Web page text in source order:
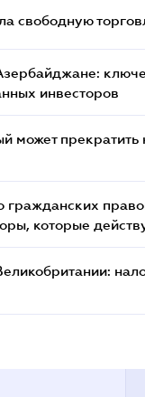
свободную
инвесторов
прекратить
которые